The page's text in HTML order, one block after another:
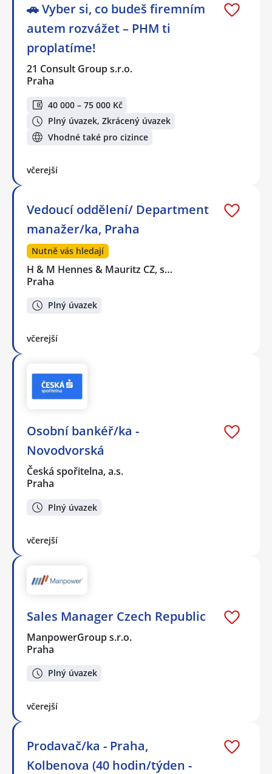
🚗 Vyber si, co budeš firemním
autem rozvážet – PHM ti
proplatíme!
21 Consult Group s.r.o.
Praha
40 000 – 75 000 Kč
Plný úvazek, Zkrácený úvazek
Vhodné také pro cizince
včerejší
Vedoucí oddělení/ Department
manažer/ka, Praha
Nutně vás hledají
H & M Hennes & Mauritz CZ, s…
Praha
Plný úvazek
včerejší
Osobní bankéř/ka -
Novodvorská
Česká spořitelna, a.s.
Praha
Plný úvazek
včerejší
Sales Manager Czech Republic
ManpowerGroup s.r.o.
Praha
Plný úvazek
včerejší
Prodavač/ka - Praha,
Kolbenova (40 hodin/týden -